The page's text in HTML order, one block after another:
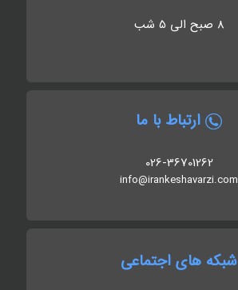
8 صبح الی 5 شب
ارتباط با ما
026-36701262
info@irankeshavarzi.com
شبکه های اجتماعی